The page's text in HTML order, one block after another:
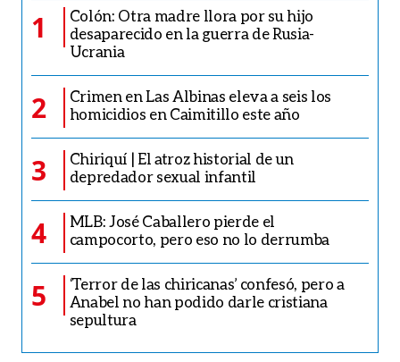
1
Colón: Otra madre llora por su hijo
desaparecido en la guerra de Rusia-
Ucrania
2
Crimen en Las Albinas eleva a seis los
homicidios en Caimitillo este año
3
Chiriquí | El atroz historial de un
depredador sexual infantil
4
MLB: José Caballero pierde el
campocorto, pero eso no lo derrumba
5
‘Terror de las chiricanas’ confesó, pero a
Anabel no han podido darle cristiana
sepultura